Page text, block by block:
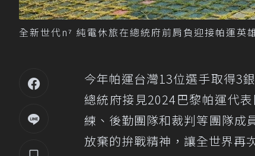
全新世代n⁷ 純電休旅在總統府前肩負迎接帕運英
今年帕運台灣13位選手取得3
總統府接見2024巴黎帕運代
練、後勤團隊和裁判等團隊成
放棄的拚戰精神，讓全世界再